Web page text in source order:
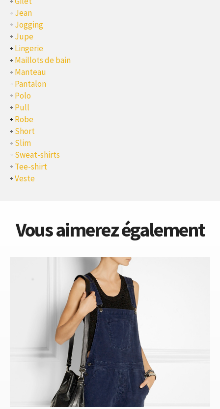
Jean
Jogging
Jupe
Lingerie
Maillots de bain
Manteau
Pantalon
Polo
Pull
Robe
Short
Slim
Sweat-shirts
Tee-shirt
Veste
Vous aimerez également